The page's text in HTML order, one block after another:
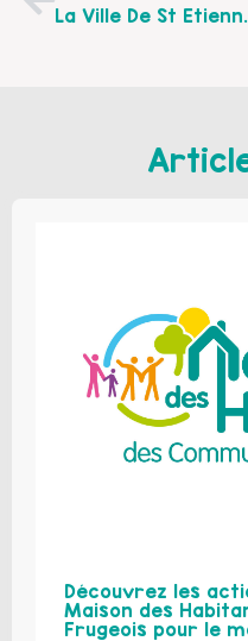
La Ville De St
Découvrez les
Maison des
Frugeois pour le